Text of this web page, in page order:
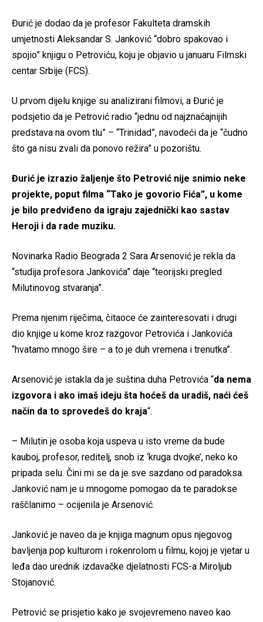
Đurić je dodao da je profesor Fakulteta dramskih
umjetnosti Aleksandar S. Janković “dobro spakovao i
spojio” knjigu o Petroviću, koju je objavio u januaru Filmski
centar Srbije (FCS).
U prvom dijelu knjige su analizirani filmovi, a Đurić je
podsjetio da je Petrović radio “jednu od najznačajnijih
predstava na ovom tlu” – “Trinidad”, navodeći da je “čudno
što ga nisu zvali da ponovo režira” u pozorištu.
Đurić je izrazio žaljenje što Petrović nije snimio neke
projekte, poput filma “Tako je govorio Fića”, u kome
je bilo predviđeno da igraju zajednički kao sastav
Heroji i da rade muziku.
Novinarka Radio Beograda 2 Sara Arsenović je rekla da
“studija profesora Jankovića” daje “teorijski pregled
Milutinovog stvaranja”.
Prema njenim riječima, čitaoce će zainteresovati i drugi
dio knjige u kome kroz razgovor Petrovića i Jankovića
“hvatamo mnogo šire – a to je duh vremena i trenutka”.
Arsenović je istakla da je suština duha Petrovića “da nema
izgovora i ako imaš ideju šta hoćeš da uradiš, naći ćeš
način da to sprovedeš do kraja“.
– Milutin je osoba koja uspeva u isto vreme da bude
kauboj, profesor, reditelj, snob iz ‘kruga dvojke’, neko ko
pripada selu. Čini mi se da je sve sazdano od paradoksa.
Janković nam je u mnogome pomogao da te paradokse
raščlanimo – ocijenila je Arsenović.
Janković je naveo da je knjiga magnum opus njegovog
bavljenja pop kulturom i rokenrolom u filmu, kojoj je vjetar u
leđa dao urednik izdavačke djelatnosti FCS-a Miroljub
Stojanović.
Petrović se prisjetio kako je svojevremeno naveo kao